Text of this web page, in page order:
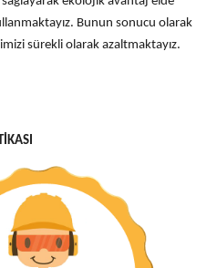
Bunun sonucu olarak
sürekli olarak azaltmaktayız.
POLİTİKASI